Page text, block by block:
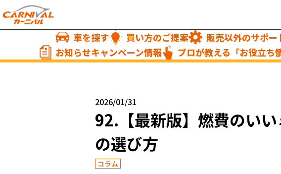
車を探す 買い方のご提案
販売以外のサポー
お知らせキャンペーン情報
プロが教える「お役立ち
2026/01/31
92.【最新版】燃費のい
の選び方
コラム